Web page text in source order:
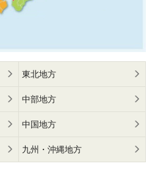
東北地方
中部地方
中国地方
九州・沖縄地方